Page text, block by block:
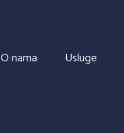
O nama Usluge